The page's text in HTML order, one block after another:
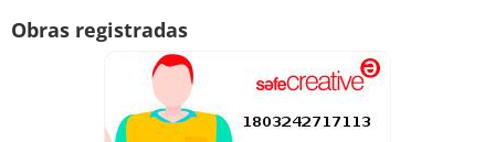
Obras registradas